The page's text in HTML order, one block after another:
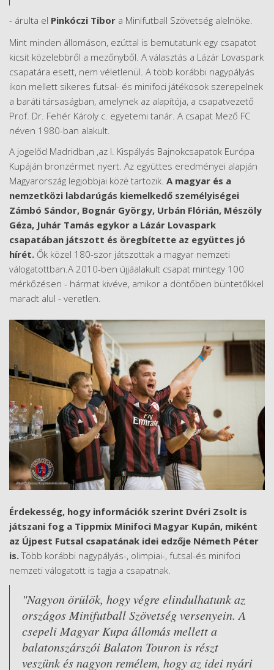
- árulta el Pinkóczi Tibor a Minifutball Szövetség alelnöke.
Mint minden állomáson, ezúttal is bemutatunk egy csapatot
kicsit közelebbről a mezőnyből. A választás a Lázár Lovaspark
csapatára esett, nem véletlenül. A több korábbi nagypályás
ikon mellett sikeres futsal- és minifoci játékosok szerepelnek
a baráti társaságban, amelynek az alapítója, a csapatvezető
Prof. Dr. Fehér Károly c. egyetemi tanár. A csapat Mező FC
néven 1980-ban alakult.
A jogelőd Madridban ,az I. Kispályás Bajnokcsapatok Európa
Kupáján bronzérmet nyert. Az együttes eredményei alapján
Magyarország legjobbjai közė tartozik. A magyar és a
nemzetközi labdarúgás kiemelkedő személyiségei
Zámbó Sándor, Bognár György, Urbán Flórián, Mészöly
Géza, Juhár Tamás egykor a Lázár Lovaspark
csapatában játszott és öregbítette az együttes jó
hírét. Ők közel 180-szor játszottak a magyar nemzeti
válogatottban.A 2010-ben újjáalakult csapat mintegy 100
mérkőzésen - hármat kivéve, amikor a döntőben büntetőkkel
maradt alul - veretlen.
Érdekesség, hogy információk szerint Dvéri Zsolt is
játszani fog a Tippmix Minifoci Magyar Kupán, miként
az Újpest Futsal csapatának idei edzője Németh Péter
is.Több korábbi nagypályás-, olimpiai-, futsal-és minifoci
nemzeti válogatott is tagja a csapatnak.
"Nagyon örülök, hogy végre elindulhatunk az
országos Minifutball Szövetség versenyein. A
csepeli Magyar Kupa állomás mellett a
balatonszárszói Balaton Touron is részt
veszünk és nagyon remélem, hogy az idei nyári